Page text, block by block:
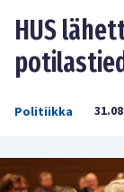
HUS
Politiikka